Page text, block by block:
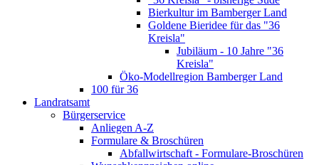
Bierkultur im Bamberger Land
Goldene Bieridee für das "36
Kreisla"
Jubiläum - 10 Jahre "36
Kreisla"
Öko-Modellregion Bamberger Land
100 für 36
Landratsamt
Bürgerservice
Anliegen A-Z
Formulare & Broschüren
Abfallwirtschaft - Formulare-Broschüren